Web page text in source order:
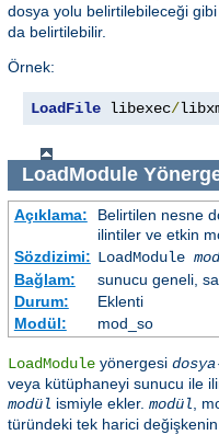
dosya yolu belirtilebileceği gibi
da belirtilebilir.
Örnek:
LoadFile libexec/
LoadModule
Açıklama:
Belirtilen nesne
ilintiler ve etkin
Sözdizimi: LoadModule
Bağlam:
sunucu geneli,
Durum:
Eklenti
Modül:
mod_so
LoadModule yönergesi
veya kütüphaneyi sunucu ile
modül ismiyle ekler. modül ,
türündeki tek harici